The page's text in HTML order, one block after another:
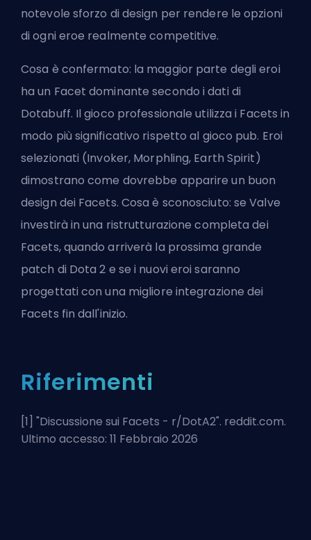
notevole sforzo di design per rendere le opzioni
di ogni eroe realmente competitive.
Cosa è confermato: la maggior parte degli eroi
ha un Facet dominante secondo i dati di
Dotabuff. Il gioco professionale utilizza i Facets in
modo più significativo rispetto al gioco pub. Eroi
selezionati (Invoker, Morphling, Earth Spirit)
dimostrano come dovrebbe apparire un buon
design dei Facets. Cosa è sconosciuto: se Valve
investirà in una ristrutturazione completa dei
Facets, quando arriverà la prossima grande
patch di Dota 2 e se i nuovi eroi saranno
progettati con una migliore integrazione dei
Facets fin dall'inizio.
Riferimenti
[1] "Discussione sui Facets - r/DotA2". reddit.com.
Ultimo accesso: 11 Febbraio 2026